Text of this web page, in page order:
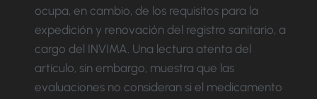
ocupa, en cambio, de los requisitos para la
expedición y renovación del registro sanitario, a
cargo del INVIMA. Una lectura atenta del
artículo, sin embargo, muestra que las
evaluaciones no consideran si el medicamento